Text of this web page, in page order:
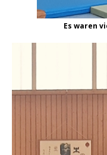
Es waren